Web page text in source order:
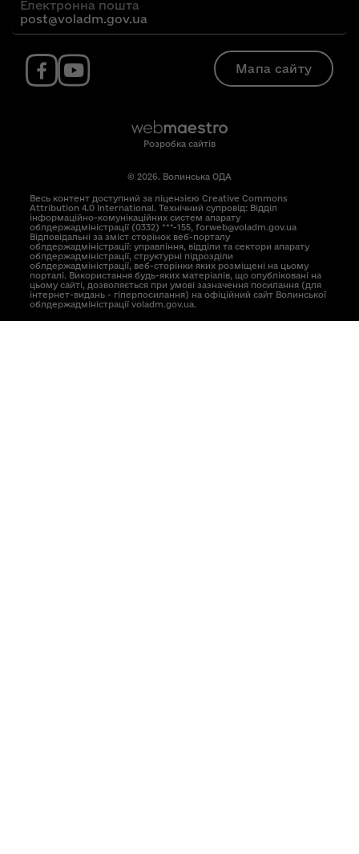
Електронна пошта
post@voladm.gov.ua
Мапа сайту
Розробка сайтів
© 2026. Волинська ОДА
Весь контент доступний за ліцензією Creative Commons
Attribution 4.0 International. Технічний супровід: Відділ
інформаційно-комунікаційних систем апарату
облдержадміністрації (0332) ***-155, forweb@voladm.gov.ua
Відповідальні за зміст сторінок веб-порталу
облдержадміністрації: управління, відділи та сектори апарату
облдержадміністрації, структурні підрозділи
облдержадміністрації, веб-сторінки яких розміщені на цьому
порталі. Використання будь-яких матеріалів, що опубліковані на
цьому сайті, дозволяється при умові зазначення посилання (для
інтернет-видань - гіперпосилання) на офіційний сайт Волинської
облдержадміністрації voladm.gov.ua.